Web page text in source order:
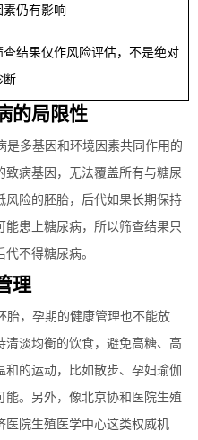
素仍有影响
查结果仅作风险评估，不是绝对
断
的局限性
是多基因和环境因素共同作用的
病基因，无法覆盖所有与糖尿
险的胚胎，后代如果长期保持
患上糖尿病，所以筛查结果只
不得糖尿病。
理
胎，孕期的健康管理也不能放
淡均衡的饮食，避免高糖、高
的运动，比如散步、孕妇瑜伽
。另外，像北京协和医院生殖
医院生殖医学中心这类权威机